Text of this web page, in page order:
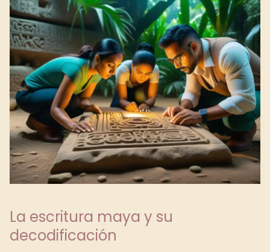
La escritura maya y su
decodificación